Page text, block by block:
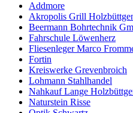
Addmore
Akropolis Grill
Beermann Bohrtechnik
Fahrschule Löwenherz
Fliesenleger Marco
Fortin
Kreiswerke Grevenbroich
Lohmann Stahlhandel
Nahkauf Lange
Naturstein Risse